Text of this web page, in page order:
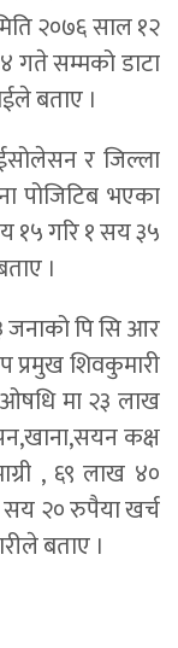
२०७६ साल १२
गते सम्मको डाटा
बताए ।
र जिल्ला
पोजिटिब भएका
१५ गरि १ सय ३५
।
जनाको पि सि आर
प्रमुख शिवकुमारी
ओषधि मा २३ लाख
कक्ष
, ६९ लाख ४०
२० रुपैया खर्च
बताए ।